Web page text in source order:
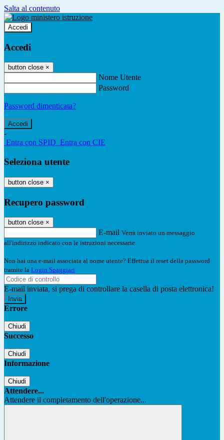
Salta al contenuto
Accedi
Accedi
button close ×
Nome Utente
Password
Password dimenticata?
-
Entra con SPID Entra con CIE
Seleziona utente
button close ×
Recupero password
button close ×
E-mail Verrà inviato un messaggio
all'indirizzo indicato con le istruzioni necessarie.
Non hai una e-mail associata al nome utente? Effettua il reset della password
tramite la Login Spaggiari
E-mail inviata, si prega di controllare la casella di posta elettronica!
Errore
Chiudi
Successo
Chiudi
Informazione
Chiudi
Attendere...
Attendere il completamento dell'operazione...